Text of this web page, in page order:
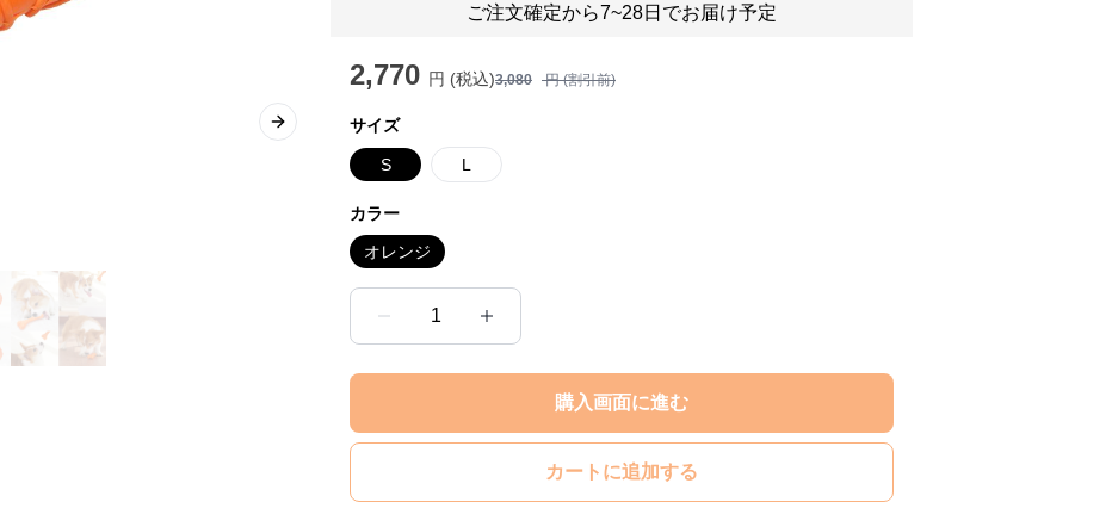
Next slide
ご注文確定から7~28日でお届け予定
2,770 円 (税込)3,080 円 (割引前)
サイズ
S L
カラー
オレンジ
1
購入画面に進む
カートに追加する